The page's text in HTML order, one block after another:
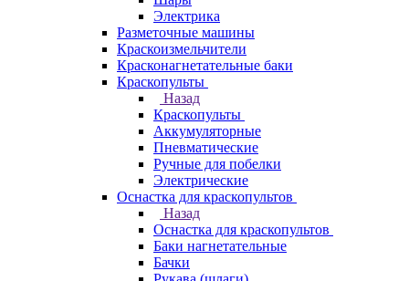
Электрика
Разметочные машины
Краскоизмельчители
Красконагнетательные баки
Краскопульты
Назад
Краскопульты
Аккумуляторные
Пневматические
Ручные для побелки
Электрические
Оснастка для краскопультов
Назад
Оснастка для краскопультов
Баки нагнетательные
Бачки